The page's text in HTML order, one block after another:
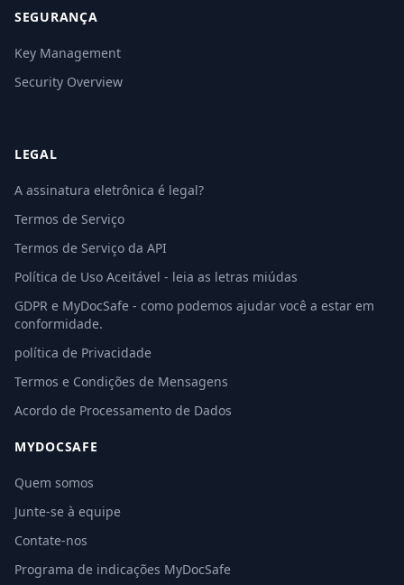
SEGURANÇA
Key Management
Security Overview
LEGAL
A assinatura eletrônica é legal?
Termos de Serviço
Termos de Serviço da API
Política de Uso Aceitável - leia as letras miúdas
GDPR e MyDocSafe - como podemos ajudar você a estar em
conformidade.
política de Privacidade
Termos e Condições de Mensagens
Acordo de Processamento de Dados
MYDOCSAFE
Quem somos
Junte-se à equipe
Contate-nos
Programa de indicações MyDocSafe